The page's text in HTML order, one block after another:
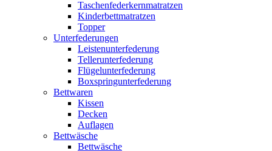
Taschenfederkernmatratzen
Kinderbettmatratzen
Topper
Unterfederungen
Leistenunterfederung
Tellerunterfederung
Flügelunterfederung
Boxspringunterfederung
Bettwaren
Kissen
Decken
Auflagen
Bettwäsche
Bettwäsche